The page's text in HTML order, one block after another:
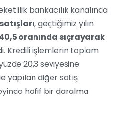
bankacılık kanalında
, geçtiğimiz yılın
oranında sıçrayarak
Kredili işlemlerin toplam
20,3 seviyesine
yapılan diğer satış
hafif bir daralma